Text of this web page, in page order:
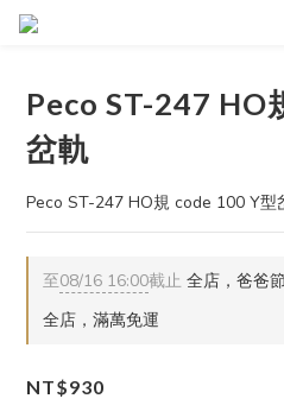
Peco ST-247 HO
岔軌
Peco ST-247 HO規 code 100 Y型
至08/16 16:00截止 全店，爸爸
全店，滿萬免運
NT$930